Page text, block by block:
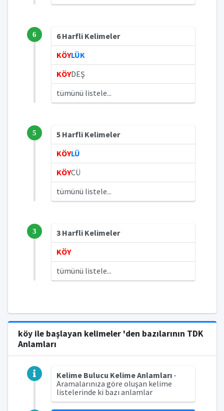
6
6 Harfli Kelimeler
KÖYLÜK
KÖYDEŞ
tümünü listele...
5
5 Harfli Kelimeler
KÖYLÜ
KÖYCÜ
tümünü listele...
3
3 Harfli Kelimeler
KÖY
tümünü listele...
köy ile başlayan kelimeler 'den bazılarının TDK
Anlamları
Kelime Bulucu Kelime Anlamları -
Aramalarınıza göre oluşan kelime
listelerinde ki bazı anlamlar